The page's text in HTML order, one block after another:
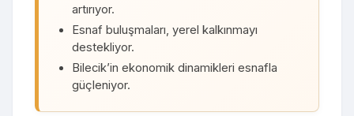
artırıyor.
Esnaf buluşmaları, yerel kalkınmayı
destekliyor.
Bilecik’in ekonomik dinamikleri esnafla
güçleniyor.